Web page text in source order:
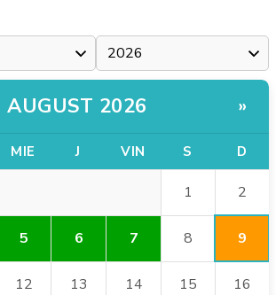
AUGUST 2026 »
MIE J VIN S D
1 2
5 6 7 8 9
12 13 14 15 16